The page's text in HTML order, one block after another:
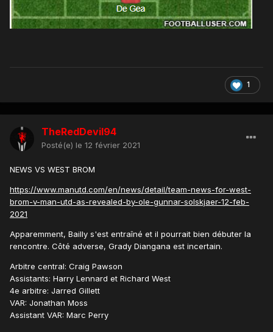
1
TheRedDevil94
Posté(e) le 12 février 2021
NEWS VS WEST BROM
https://www.manutd.com/en/news/detail/team-news-for-west-
brom-v-man-utd-as-revealed-by-ole-gunnar-solskjaer-12-feb-
2021
Apparemment, Bailly s'est entraîné et il pourrait bien débuter la
rencontre. Côté adverse, Grady Diangana est incertain.
Arbitre central: Craig Pawson
Assistants: Harry Lennard et Richard West
4e arbitre: Jarred Gillett
VAR: Jonathan Moss
Assistant VAR: Marc Perry